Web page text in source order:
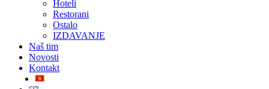
Hoteli
Restorani
Ostalo
IZDAVANJE
Naš tim
Novosti
Kontakt